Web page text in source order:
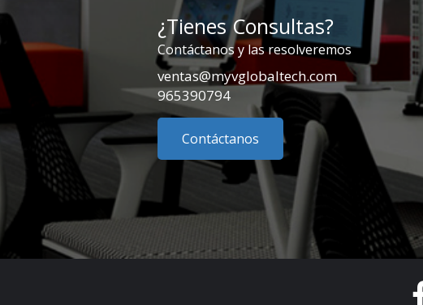
¿Tienes Consultas?
Contáctanos y las resolveremos
ventas@myvglobaltech.com
965390794
Contáctanos